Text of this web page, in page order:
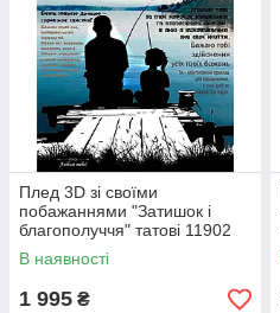
Плед 3D зі своїми
побажаннями "Затишок і
благополуччя" татові 11902
160х200 см
В наявності
1 995 ₴